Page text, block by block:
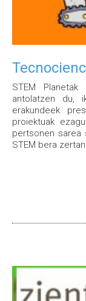
STEM
antolatzen du,
erakundeek
proiektuak
pertsonen sarea
STEM bera